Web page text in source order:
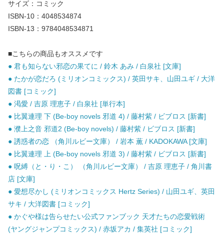
サイズ：コミック
ISBN-10：4048534874
ISBN-13：9784048534871
■こちらの商品もオススメです
● 君も知らない邪恋の果てに / 鈴木 あみ / 白泉社 [文庫]
● たかが恋だろ (ミリオンコミックス) / 英田サキ、山田ユギ / 大洋
図書 [コミック]
● 渇愛 / 吉原 理恵子 / 白泉社 [単行本]
● 比翼連理 下 (Be-boy novels 邪道 4) / 藤村紫 / ビブロス [新書]
● 濮上之音 邪道2 (Be-boy novels) / 藤村紫 / ビブロス [新書]
● 誘惑者の恋 （角川ルビー文庫） / 岩本 薫 / KADOKAWA [文庫]
● 比翼連理 上 (Be-boy novels 邪道 3) / 藤村紫 / ビブロス [新書]
● 呪縛（と・り・こ） （角川ルビー文庫） / 吉原 理恵子 / 角川書
店 [文庫]
● 愛想尽かし (ミリオンコミックス Hertz Series) / 山田ユギ、英田
サキ / 大洋図書 [コミック]
● かぐや様は告らせたい公式ファンブック 天才たちの恋愛戦術
(ヤングジャンプコミックス) / 赤坂アカ / 集英社 [コミック]